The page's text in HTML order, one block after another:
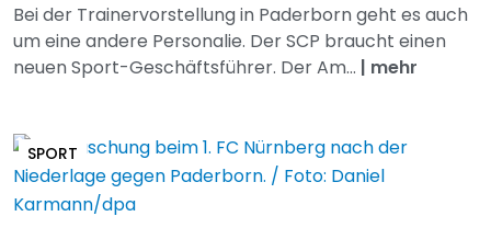
Bei der Trainervorstellung in Paderborn geht es auch
um eine andere Personalie. Der SCP braucht einen
neuen Sport-Geschäftsführer. Der Am... | mehr
SPORT